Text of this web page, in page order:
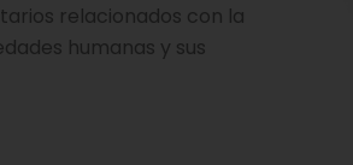
relacionados con la
humanas y sus